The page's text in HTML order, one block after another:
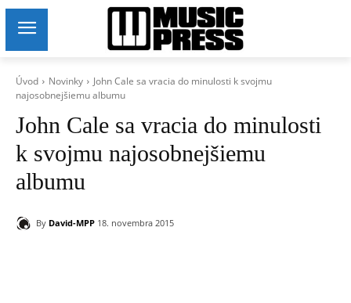
Úvod Novinky
John Cale sa vracia do minulosti k svojmu
najosobnejšiemu albumu
John Cale sa vracia do minulosti
k svojmu najosobnejšiemu
albumu
By David-MPP 18. novembra 2015